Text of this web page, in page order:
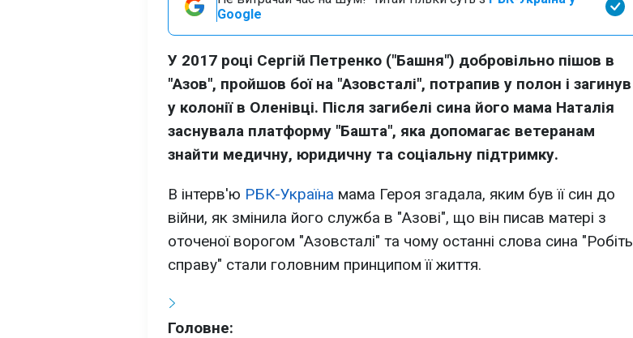
Google
У 2017 році Сергій Петренко ("Башня") добровільно пішов в
"Азов", пройшов бої на "Азовсталі", потрапив у полон і загинув
у колонії в Оленівці. Після загибелі сина його мама Наталія
заснувала платформу "Башта", яка допомагає ветеранам
знайти медичну, юридичну та соціальну підтримку.
В інтерв'ю РБК-Україна мама Героя згадала, яким був її син до
війни, як змінила його служба в "Азові", що він писав матері з
оточеної ворогом "Азовсталі" та чому останні слова сина "Робіть
справу" стали головним принципом її життя.
Головне: